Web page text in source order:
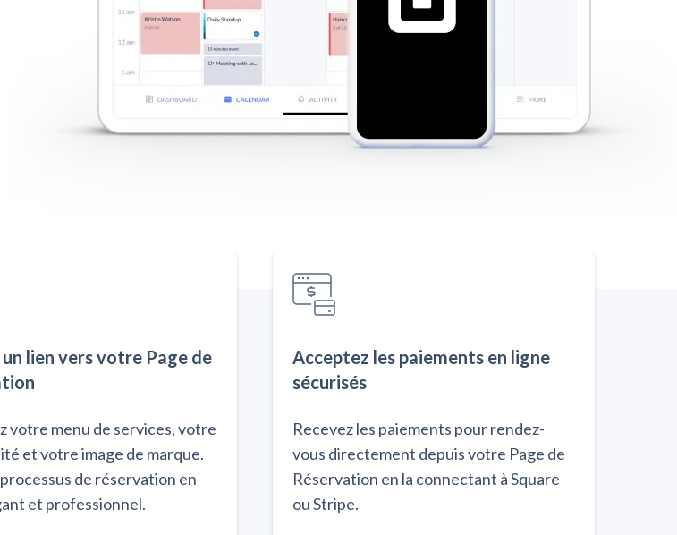
lien vers votre Page de
votre menu de services, votre
et votre image de marque.
de réservation en
et professionnel.
Acceptez les paiements en ligne
sécurisés
Recevez les paiements pour rendez-
vous directement depuis votre Page de
Réservation en la connectant à Square
ou Stripe.